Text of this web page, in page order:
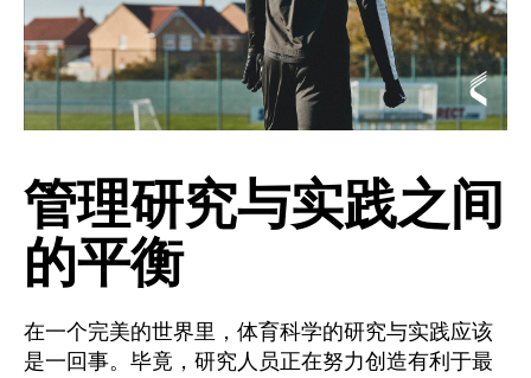
管理研究与实践之间
的平衡
在一个完美的世界里，体育科学的研究与实践应该
是一回事。毕竟，研究人员正在努力创造有利于最